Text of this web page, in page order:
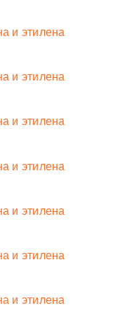
и этилена
и этилена
и этилена
и этилена
и этилена
и этилена
и этилена